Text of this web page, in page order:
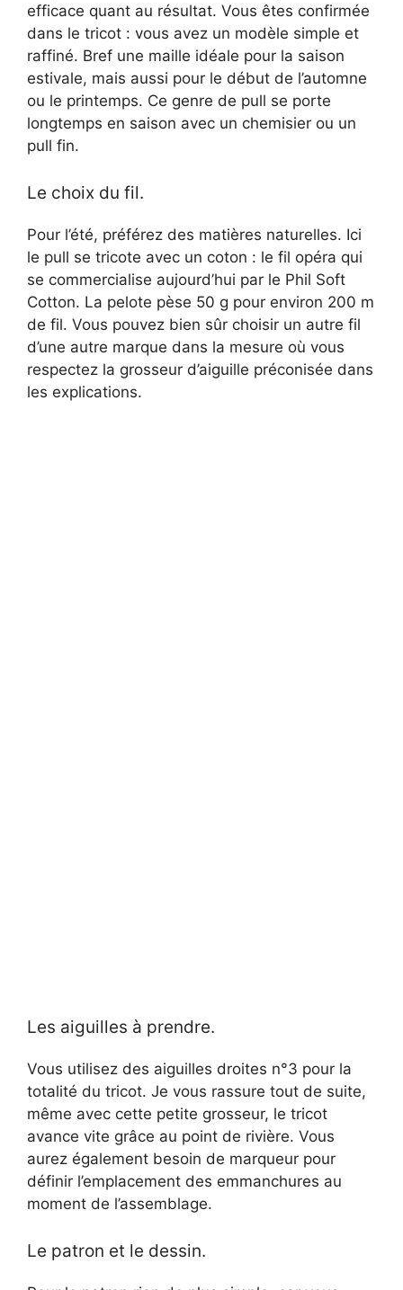
efficace quant au résultat. Vous êtes confirmée
dans le tricot : vous avez un modèle simple et
raffiné. Bref une maille idéale pour la saison
estivale, mais aussi pour le début de l’automne
ou le printemps. Ce genre de pull se porte
longtemps en saison avec un chemisier ou un
pull fin.
Le choix du fil.
Pour l’été, préférez des matières naturelles. Ici
le pull se tricote avec un coton : le fil opéra qui
se commercialise aujourd’hui par le Phil Soft
Cotton. La pelote pèse 50 g pour environ 200 m
de fil. Vous pouvez bien sûr choisir un autre fil
d’une autre marque dans la mesure où vous
respectez la grosseur d’aiguille préconisée dans
les explications.
Les aiguilles à prendre.
Vous utilisez des aiguilles droites n°3 pour la
totalité du tricot. Je vous rassure tout de suite,
même avec cette petite grosseur, le tricot
avance vite grâce au point de rivière. Vous
aurez également besoin de marqueur pour
définir l’emplacement des emmanchures au
moment de l’assemblage.
Le patron et le dessin.